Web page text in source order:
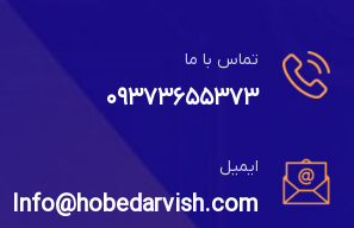
تماس با ما
۰۹۳۷۳۶۵۵۳۷۳
ایمیل
Info@hobedarvish.com